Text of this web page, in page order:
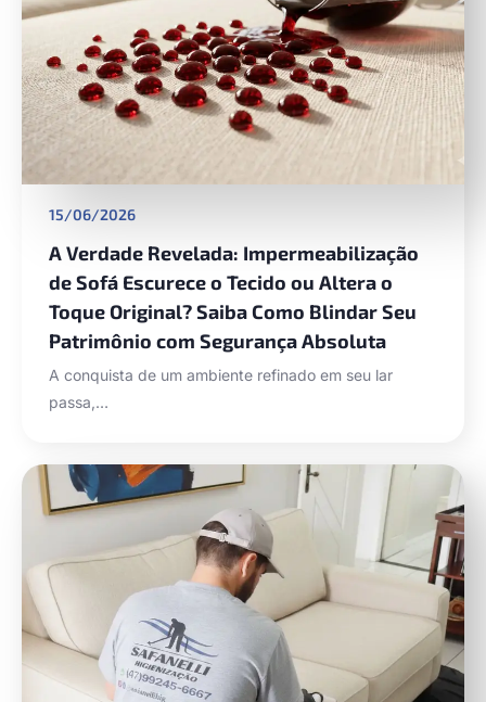
15/06/2026
A Verdade Revelada: Impermeabilização
de Sofá Escurece o Tecido ou Altera o
Toque Original? Saiba Como Blindar Seu
Patrimônio com Segurança Absoluta
A conquista de um ambiente refinado em seu lar
passa,…